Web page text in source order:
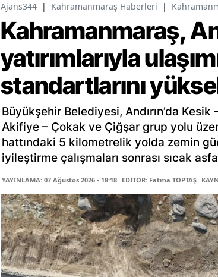
Ajans344 | Kahramanmaraş Haberleri |
Kahramanmaraş,
yatırımlarıyla
standartlarını
Büyükşehir Belediyesi, Andırın’da
Akifiye – Çokak ve Çiğşar grup yolu
hattındaki 5 kilometrelik yolda zemin
iyileştirme çalışmaları sonrası sıcak
YAYINLAMA: 07 Ağustos 2026 - 18:18 EDİTÖR: Fatma TOPTAŞ